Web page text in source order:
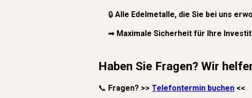
🔒Alle Edelmetalle, die Sie bei uns
➡ Maximale Sicherheit für Ihre
Haben Sie Fragen? Wir
📞 Fragen? >>Telefontermin buchen <<